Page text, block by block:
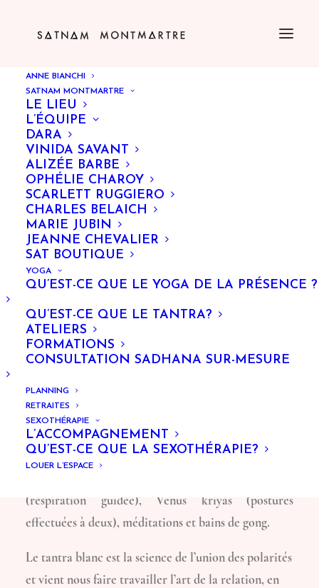
ANNE BIANCHI
SATNAM MONTMARTRE
LE LIEU
L’ÉQUIPE
DARA
VINIDA SAVANT
ALIZÉE BARBE
OPHÉLIE CHAROY
SCARLETT RUGGIERO
CHARLES BELAICH
MARIE JUBIN
JEANNE CHEVALIER
SAT BOUTIQUE
YOGA
QU’EST-CE QUE LE YOGA DE LA PRÉSENCE ?
QU’EST-CE QUE LE TANTRA?
ATELIERS
FORMATIONS
CONSULTATION SADHANA SUR-MESURE
PLANNING
RETRAITES
SEXOTHÉRAPIE
L’ACCOMPAGNEMENT
QU’EST-CE QUE LA SEXOTHÉRAPIE?
LOUER L’ESPACE
ATELIER TANTRA
Deux heures de kundalini yoga entantra , une
(réspiration guidée), Venus kriyas (postures
effectuées à deux), méditations et bains de gong.
Le tantra blanc est la science de l’union des polarités
et vient nous faire travailler l’art de la relation, en